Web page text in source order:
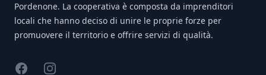
Pordenone. La cooperativa è composta da imprenditori
locali che hanno deciso di unire le proprie forze per
promuovere il territorio e offrire servizi di qualità.
FacebookInstagram